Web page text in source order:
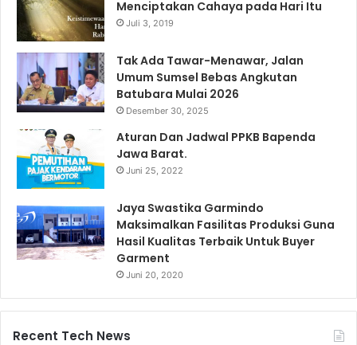
Menciptakan Cahaya pada Hari Itu
Juli 3, 2019
Tak Ada Tawar-Menawar, Jalan
Umum Sumsel Bebas Angkutan
Batubara Mulai 2026
Desember 30, 2025
Aturan Dan Jadwal PPKB Bapenda
Jawa Barat.
Juni 25, 2022
Jaya Swastika Garmindo
Maksimalkan Fasilitas Produksi Guna
Hasil Kualitas Terbaik Untuk Buyer
Garment
Juni 20, 2020
Recent Tech News